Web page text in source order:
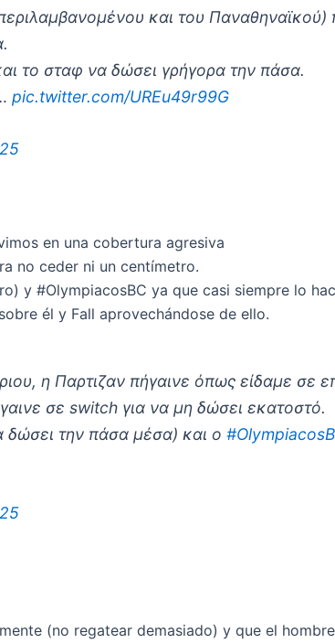
και του Παναθηναϊκού)
το σταφ να δώσει γρήγορα την πάσα.
pic.twitter.com/UREu49r99G
en una cobertura agresiva
no ceder ni un centímetro.
y #OlympiacosBC ya que casi siempre lo
él y Fall aprovechándose de ello.
η Παρτιζαν πήγαινε όπως είδαμε σε
σε switch για να μη δώσει εκατοστό.
δώσει την πάσα μέσα) και ο
(no regatear demasiado) y que el